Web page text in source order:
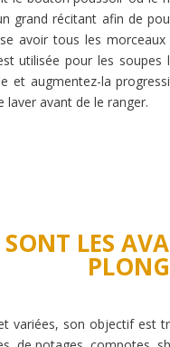
grand récitant afin de
avoir tous les
utilisée pour les
et augmentez-la
laver avant de le ranger.
SONT LES
variées, son objectif